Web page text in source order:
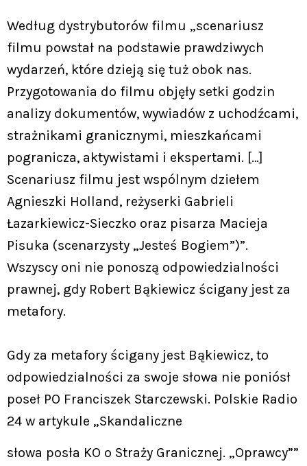
Według dystrybutorów filmu „scenariusz
filmu powstał na podstawie prawdziwych
wydarzeń, które dzieją się tuż obok nas.
Przygotowania do filmu objęły setki godzin
analizy dokumentów, wywiadów z uchodźcami,
strażnikami granicznymi, mieszkańcami
pogranicza, aktywistami i ekspertami. […]
Scenariusz filmu jest wspólnym dziełem
Agnieszki Holland, reżyserki Gabrieli
Łazarkiewicz-Sieczko oraz pisarza Macieja
Pisuka (scenarzysty „Jesteś Bogiem”)”.
Wszyscy oni nie ponoszą odpowiedzialności
prawnej, gdy Robert Bąkiewicz ścigany jest za
metafory.
Gdy za metafory ścigany jest Bąkiewicz, to
odpowiedzialności za swoje słowa nie poniósł
poseł PO Franciszek Starczewski. Polskie Radio
24 w artykule „Skandaliczne
słowa posła KO o Straży Granicznej. „Oprawcy””